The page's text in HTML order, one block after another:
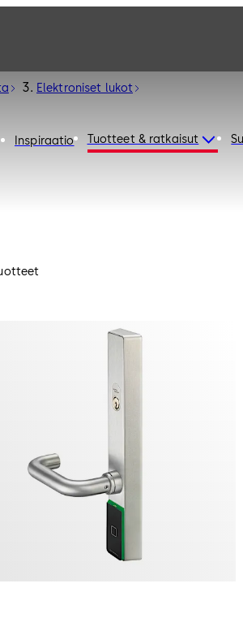
Inspiraatio Tuotteet & ratkaisut
Elektroniset lukot